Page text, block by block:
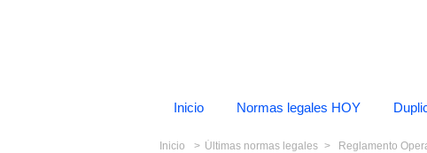
Inicio Normas legales HOY
Inicio Últimas normas legales Reglamento